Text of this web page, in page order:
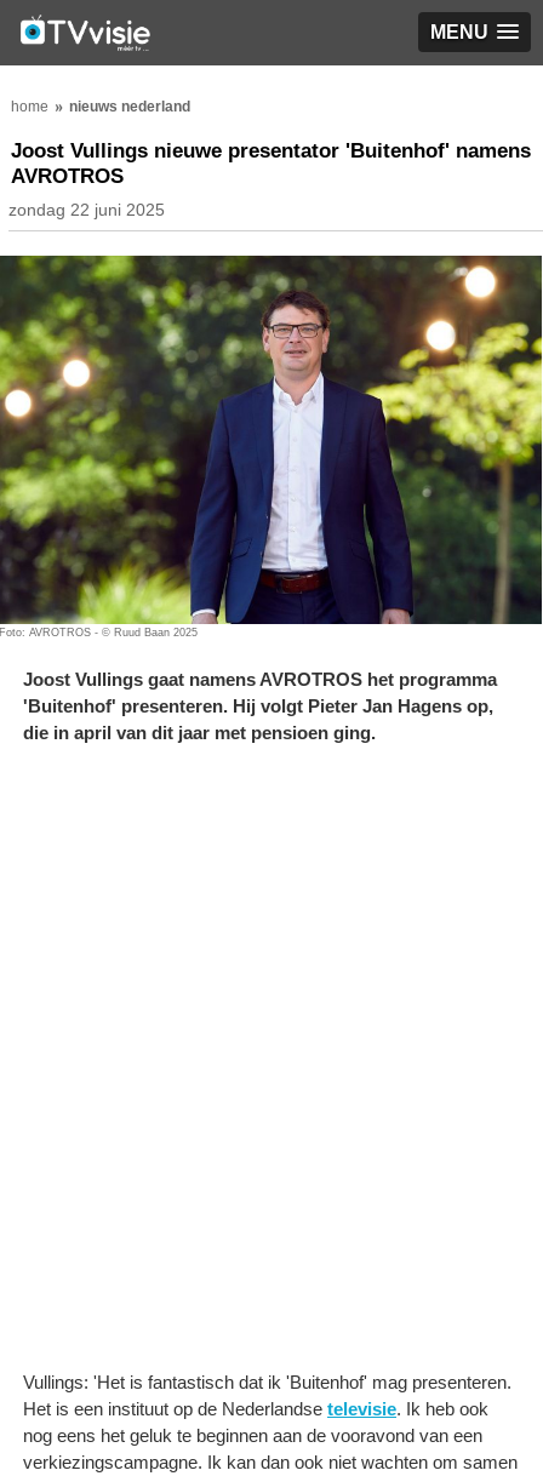
MENU
home nieuws nederland
Joost Vullings nieuwe presentator 'Buitenhof' namens
AVROTROS
zondag 22 juni 2025
Foto: AVROTROS - © Ruud Baan 2025
Joost Vullings gaat namens AVROTROS het programma
'Buitenhof' presenteren. Hij volgt Pieter Jan Hagens op,
die in april van dit jaar met pensioen ging.
Vullings: 'Het is fantastisch dat ik 'Buitenhof' mag presenteren.
Het is een instituut op de Nederlandse televisie. Ik heb ook
nog eens het geluk te beginnen aan de vooravond van een
verkiezingscampagne. Ik kan dan ook niet wachten om samen